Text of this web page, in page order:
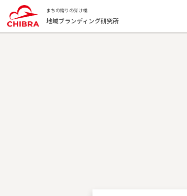
まちの誇りの架け橋
地域ブランディング研究所